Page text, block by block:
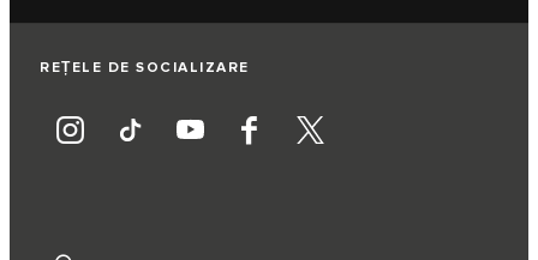
REȚELE DE SOCIALIZARE